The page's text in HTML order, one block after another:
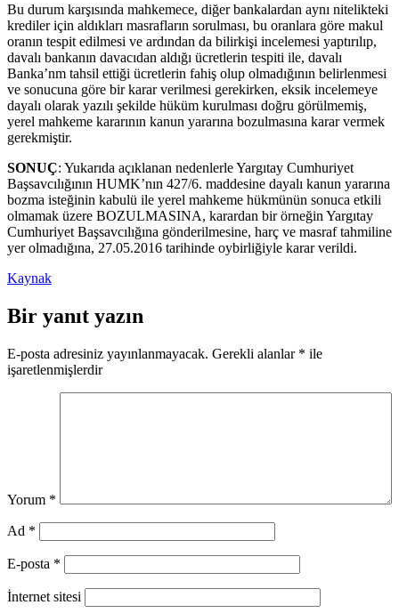
Bu durum karşısında mahkemece, diğer bankalardan aynı nitelikteki
krediler için aldıkları masrafların sorulması, bu oranlara göre makul
oranın tespit edilmesi ve ardından da bilirkişi incelemesi yaptırılıp,
davalı bankanın davacıdan aldığı ücretlerin tespiti ile, davalı
Banka’nm tahsil ettiği ücretlerin fahiş olup olmadığının belirlenmesi
ve sonucuna göre bir karar verilmesi gerekirken, eksik incelemeye
dayalı olarak yazılı şekilde hüküm kurulması doğru görülmemiş,
yerel mahkeme kararının kanun yararına bozulmasına karar vermek
gerekmiştir.
SONUÇ: Yukarıda açıklanan nedenlerle Yargıtay Cumhuriyet
Başsavcılığının HUMK’nın 427/6. maddesine dayalı kanun yararına
bozma isteğinin kabulü ile yerel mahkeme hükmünün sonuca etkili
olmamak üzere BOZULMASINA, karardan bir örneğin Yargıtay
Cumhuriyet Başsavcılığına gönderilmesine, harç ve masraf tahmiline
yer olmadığına, 27.05.2016 tarihinde oybirliğiyle karar verildi.
Kaynak
Bir yanıt yazın
E-posta adresiniz yayınlanmayacak. Gerekli alanlar * ile
işaretlenmişlerdir
Yorum *
Ad *
E-posta *
İnternet sitesi